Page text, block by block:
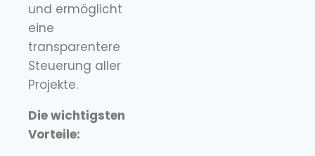
und ermöglicht
eine
transparentere
Steuerung aller
Projekte.
Die wichtigsten
Vorteile: